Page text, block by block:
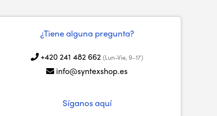
¿Tiene alguna pregunta?
+420 241 482 662 (Lun-Vie, 9-17)
info@syntexshop.es
Síganos aquí